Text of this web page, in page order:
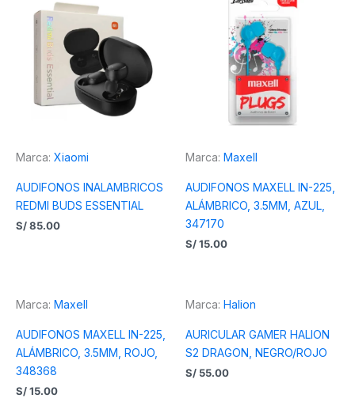
Marca: Xiaomi
AUDIFONOS INALAMBRICOS
REDMI BUDS ESSENTIAL
S/ 85.00
Marca: Maxell
AUDIFONOS MAXELL IN-225,
ALÁMBRICO, 3.5MM, AZUL,
347170
S/ 15.00
Marca: Maxell
AUDIFONOS MAXELL IN-225,
ALÁMBRICO, 3.5MM, ROJO,
348368
S/ 15.00
Marca: Halion
AURICULAR GAMER HALION
S2 DRAGON, NEGRO/ROJO
S/ 55.00